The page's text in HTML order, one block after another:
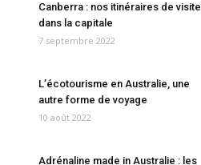
Canberra : nos itinéraires de visite
dans la capitale
7 septembre 2022
L’écotourisme en Australie, une
autre forme de voyage
10 août 2022
Adrénaline made in Australie : les